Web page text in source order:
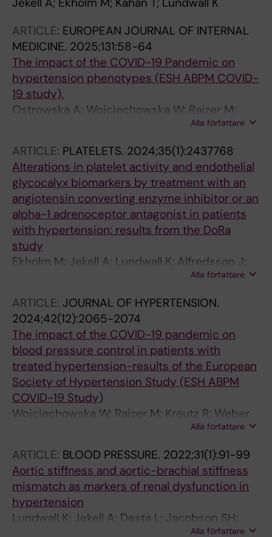
ARTICLE: EUROPEAN JOURNAL OF INTERNAL
MEDICINE. 2025;131:58-64
The impact of the COVID-19 Pandemic on
hypertension phenotypes (ESH ABPM COVID-
19 study).
Ostrowska A; Wojciechowska W; Rajzer M;
Weber T; Bursztyn M; Persu A; Stergiou G;
Kiełbasa G; Chrostowska M; Doumas M; Parati
G; Bilo G; Grassi G; Mancia G; Januszewicz A;
Kreutz R; ESH ABPM COVID-19 Study
Investigators
Alla författare
ARTICLE: PLATELETS. 2024;35(1):2437768
Alterations in platelet activity and endothelial
glycocalyx biomarkers by treatment with an
angiotensin converting enzyme inhibitor or an
alpha-1 adrenoceptor antagonist in patients
with hypertension: results from the DoRa
study
Ekholm M; Jekell A; Lundwall K; Alfredsson J;
Alla författare
ARTICLE: JOURNAL OF HYPERTENSION.
2024;42(12):2065-2074
The impact of the COVID-19 pandemic on
blood pressure control in patients with
treated hypertension-results of the European
Society of Hypertension Study (ESH ABPM
COVID-19 Study)
Wojciechowska W; Rajzer M; Kreutz R; Weber
T; Bursztyn M; Persu A; Stergiou G; Parati G;
Bilo G; Pac A; Grassi G; Mancia G; Januszewicz
A; Chrostowska M; Narkiewicz K; Dubiela A;
Doumas M; Imprialos K; Stavropoulos K; de
Freminville J-B; Azizi M; Cunha PG;
Lewandowski J; Strzelczyk J; Wuerzner G;
Gosk-Przybylek M; Szwench-Pietrasz E;
Alla författare
ARTICLE: BLOOD PRESSURE. 2022;31(1):91-99
Aortic stiffness and aortic-brachial stiffness
mismatch as markers of renal dysfunction in
hypertension
Lundwall K; Jekell A; Desta L; Jacobson SH;
Alla författare